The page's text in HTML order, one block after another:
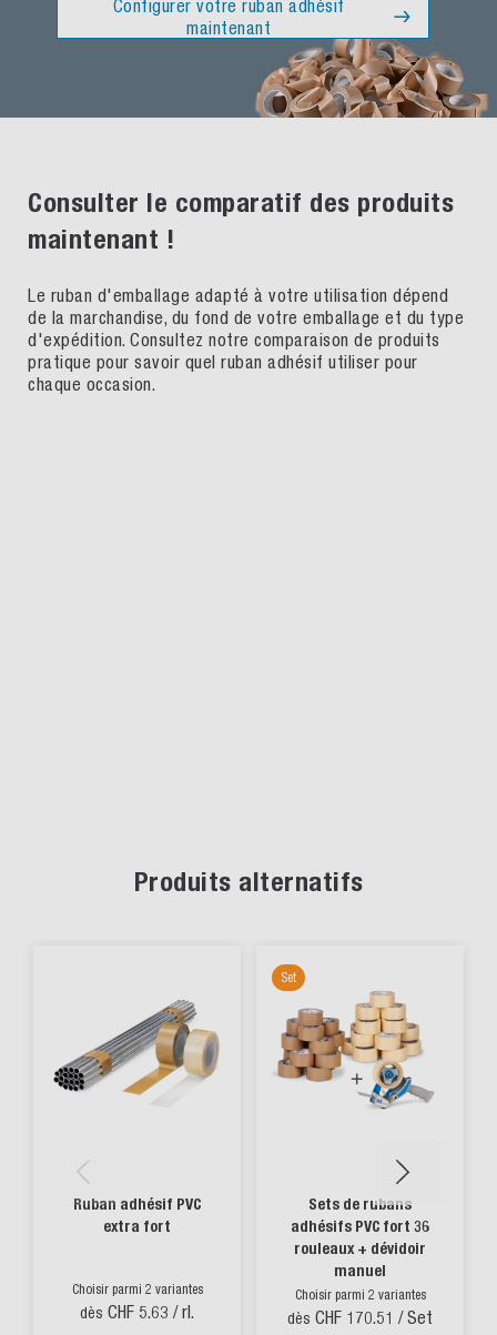
Configurer votre ruban adhésif
maintenant
Consulter le comparatif des produits
maintenant !
Le ruban d'emballage adapté à votre utilisation dépend
de la marchandise, du fond de votre emballage et du type
d'expédition. Consultez notre comparaison de produits
pratique pour savoir quel ruban adhésif utiliser pour
chaque occasion.
Produits alternatifs
Ruban adhésif PVC
extra fort
Choisir parmi 2 variantes
dès CHF 5.63 / rl.
Set
Sets de rubans
adhésifs PVC fort 36
rouleaux + dévidoir
manuel
Choisir parmi 2 variantes
dès CHF 170.51 / Set